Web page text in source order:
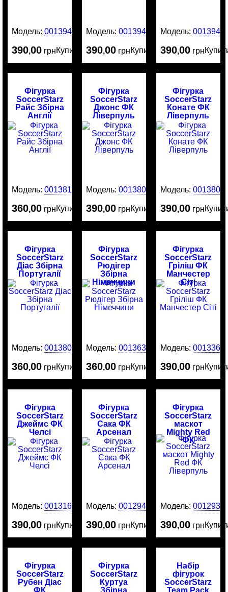
Модель:0013949
390,00 грнКупити
Модель:0013946
390,00 грнКупити
Модель: 0013945
390,00 грн
Фігурка
SoccerStarz
Райс Збірна
Англії
Модель:0013818
360,00 грнКупити
Фігурка
SoccerStarz
Джонс ФК
Ліверпуль
Модель:0013808
390,00 грнКупити
Фігурка
SoccerStarz
Конате ФК
Ліверпуль
Модель: 0013805
390,00 грн
Фігурка
SoccerStarz
Діас Збірна
Португалії
Модель:0013801
360,00 грнКупити
Фігурка
SoccerStarz
Рюдігер
Збірна
Німеччини
Модель:0013635
360,00 грнКупити
Фігурка
SoccerStarz
Гріліш ФК
Манчестер
Сіті
Модель: 0013369
390,00 грн
Фігурка
SoccerStarz
Джеймс ФК
Челсі
Модель:0013161
390,00 грнКупити
Фігурка
SoccerStarz
Сака ФК
Арсенал
Модель:0012942
390,00 грнКупити
Фігурка
SoccerStarz
маскот
Mighty Red
ФК
Ліверпуль
Модель: 0012938
390,00 грн
Фігурка
SoccerStarz
Рубен Діас
ФК
Фігурка
SoccerStarz
Куртуа
Збірна
Набір
фігурок
SoccerStarz
Team Pack